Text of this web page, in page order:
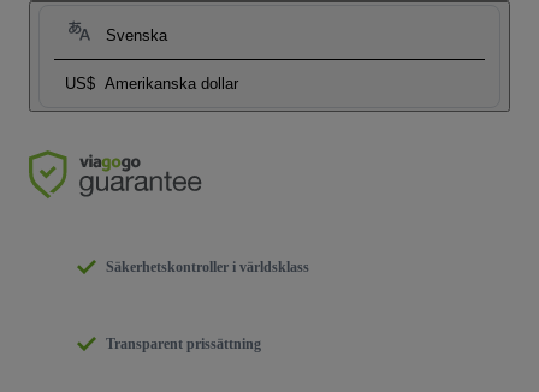
Svenska
US$ Amerikanska dollar
Säkerhetskontroller i världsklass
Transparent prissättning